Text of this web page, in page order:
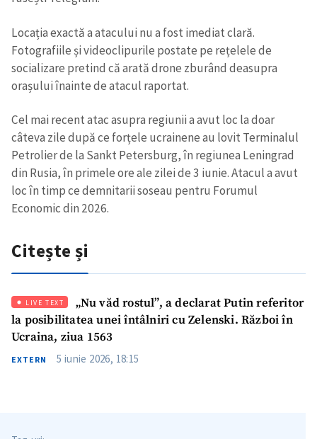
Locația exactă a atacului nu a fost imediat clară.
Fotografiile și videoclipurile postate pe rețelele de
socializare pretind că arată drone zburând deasupra
orașului înainte de atacul raportat.
Cel mai recent atac asupra regiunii a avut loc la doar
câteva zile după ce forțele ucrainene au lovit Terminalul
Petrolier de la Sankt Petersburg, în regiunea Leningrad
din Rusia, în primele ore ale zilei de 3 iunie. Atacul a avut
loc în timp ce demnitarii soseau pentru Forumul
Economic din 2026.
Citește și
LIVE TEXT
„Nu văd rostul”, a declarat Putin referitor
la posibilitatea unei întâlniri cu Zelenski. Război în
Ucraina, ziua 1563
EXTERN 5 iunie 2026, 18:15